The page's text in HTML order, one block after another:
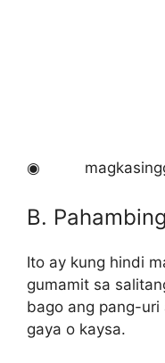
◉
B.
Ito ay kung hindi
gumamit sa
bago ang pang-
gaya o kaysa.